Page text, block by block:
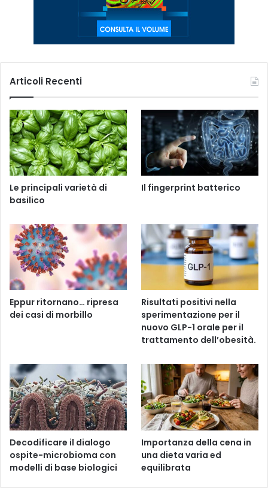
Articoli Recenti
Le principali varietà di
basilico
Il fingerprint batterico
Eppur ritornano… ripresa
dei casi di morbillo
Risultati positivi nella
sperimentazione per il
nuovo GLP-1 orale per il
trattamento dell’obesità.
Decodificare il dialogo
ospite-microbioma con
modelli di base biologici
Importanza della cena in
una dieta varia ed
equilibrata